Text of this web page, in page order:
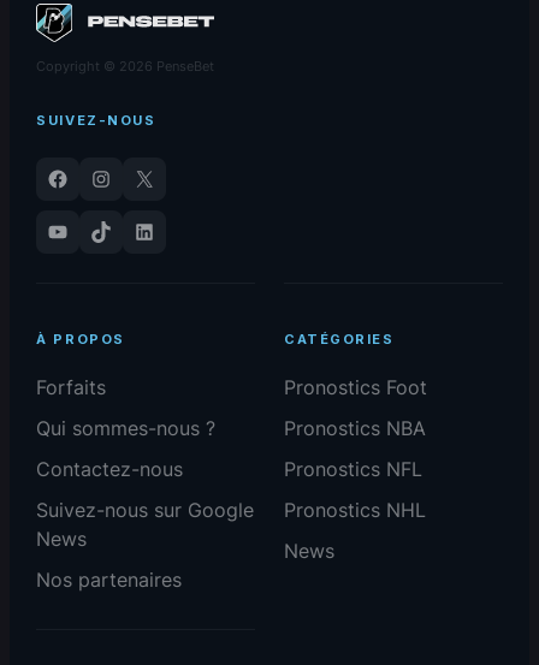
Copyright © 2026 PenseBet
SUIVEZ-NOUS
Facebook Instagram
X
YouTube
TikTok LinkedIn
À PROPOS
Forfaits
Qui sommes-nous ?
Contactez-nous
Suivez-nous sur Google
News
Nos partenaires
CATÉGORIES
Pronostics Foot
Pronostics NBA
Pronostics NFL
Pronostics NHL
News